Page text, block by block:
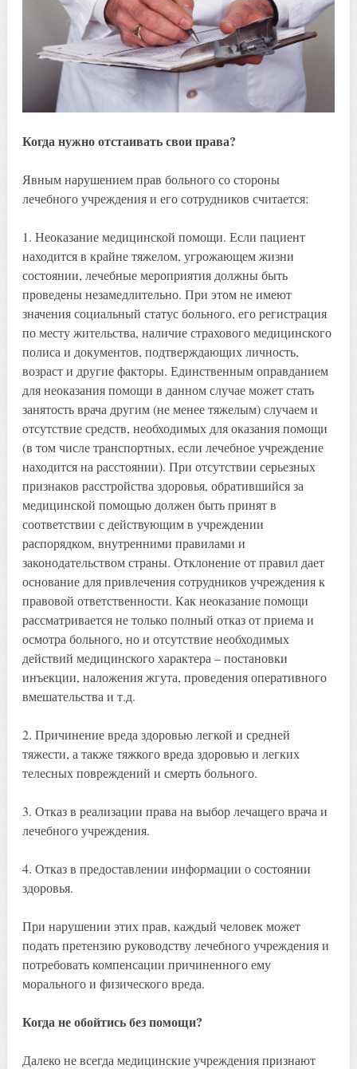
Когда нужно отстаивать свои права?
Явным нарушением прав больного со стороны
лечебного учреждения и его сотрудников считается:
1. Неоказание медицинской помощи. Если пациент
находится в крайне тяжелом, угрожающем жизни
состоянии, лечебные мероприятия должны быть
проведены незамедлительно. При этом не имеют
значения социальный статус больного, его регистрация
по месту жительства, наличие страхового медицинского
полиса и документов, подтверждающих личность,
возраст и другие факторы. Единственным оправданием
для неоказания помощи в данном случае может стать
занятость врача другим (не менее тяжелым) случаем и
отсутствие средств, необходимых для оказания помощи
(в том числе транспортных, если лечебное учреждение
находится на расстоянии). При отсутствии серьезных
признаков расстройства здоровья, обратившийся за
медицинской помощью должен быть принят в
соответствии с действующим в учреждении
распорядком, внутренними правилами и
законодательством страны. Отклонение от правил дает
основание для привлечения сотрудников учреждения к
правовой ответственности. Как неоказание помощи
рассматривается не только полный отказ от приема и
осмотра больного, но и отсутствие необходимых
действий медицинского характера – постановки
инъекции, наложения жгута, проведения оперативного
вмешательства и т.д.
2. Причинение вреда здоровью легкой и средней
тяжести, а также тяжкого вреда здоровью и легких
телесных повреждений и смерть больного.
3. Отказ в реализации права на выбор лечащего врача и
лечебного учреждения.
4. Отказ в предоставлении информации о состоянии
здоровья.
При нарушении этих прав, каждый человек может
подать претензию руководству лечебного учреждения и
потребовать компенсации причиненного ему
морального и физического вреда.
Когда не обойтись без помощи?
Далеко не всегда медицинские учреждения признают